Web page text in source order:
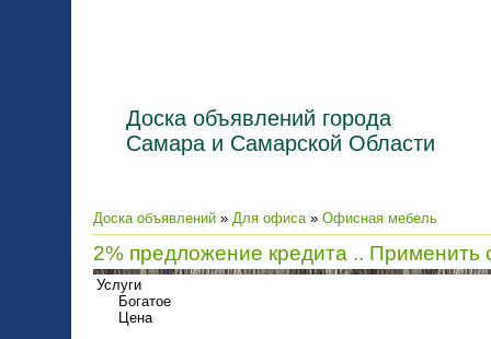
Доска объявлений города
Самара и Самарской Области
Доска объявлений » Для офиса» Офисная мебель
2% предложение кредита .. Применить
Услуги
Богатое
Цена